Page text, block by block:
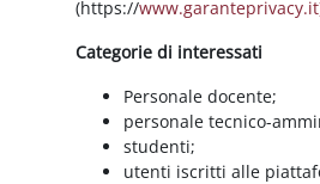
(https://
Categorie di interessati
Personale docente;
personale tecnico-
studenti;
utenti iscritti alle